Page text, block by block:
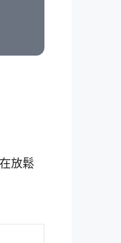
放鬆